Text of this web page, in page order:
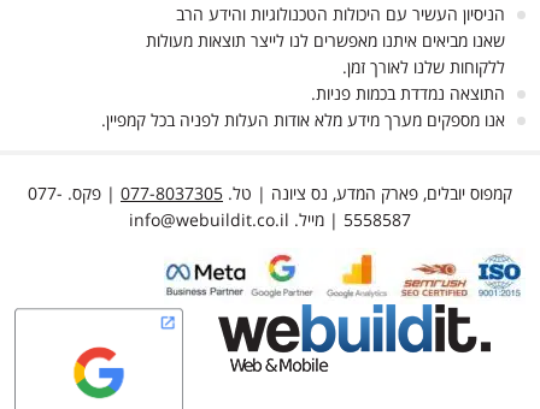
הניסיון העשיר עם היכולות הטכנולוגיות והידע הרב
שאנו מביאים איתנו מאפשרים לנו לייצר תוצאות מעולות
ללקוחות שלנו לאורך זמן.
התוצאה נמדדת בכמות פניות.
אנו מספקים מערך מידע מלא אודות העלות לפניה בכל קמפיין.
קמפוס יובלים, פארק המדע, נס ציונה | טל. 077-8037305
| פקס. 077-
5558587 | מייל.
info@webuildit.co.il